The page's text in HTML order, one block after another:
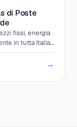
di Poste
fissi, energia
in tutta Italia.
→